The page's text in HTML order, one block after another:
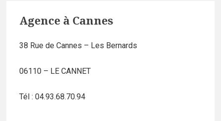
Agence à Cannes
38 Rue de Cannes – Les Bernards
06110 – LE CANNET
Tél : 04.93.68.70.94